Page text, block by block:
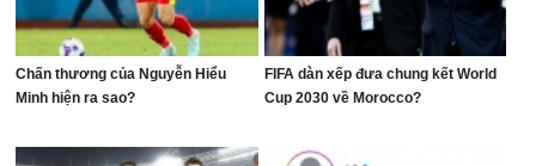
Chấn thương của Nguyễn Hiểu
Minh hiện ra sao?
FIFA dàn xếp đưa chung kết World
Cup 2030 về Morocco?